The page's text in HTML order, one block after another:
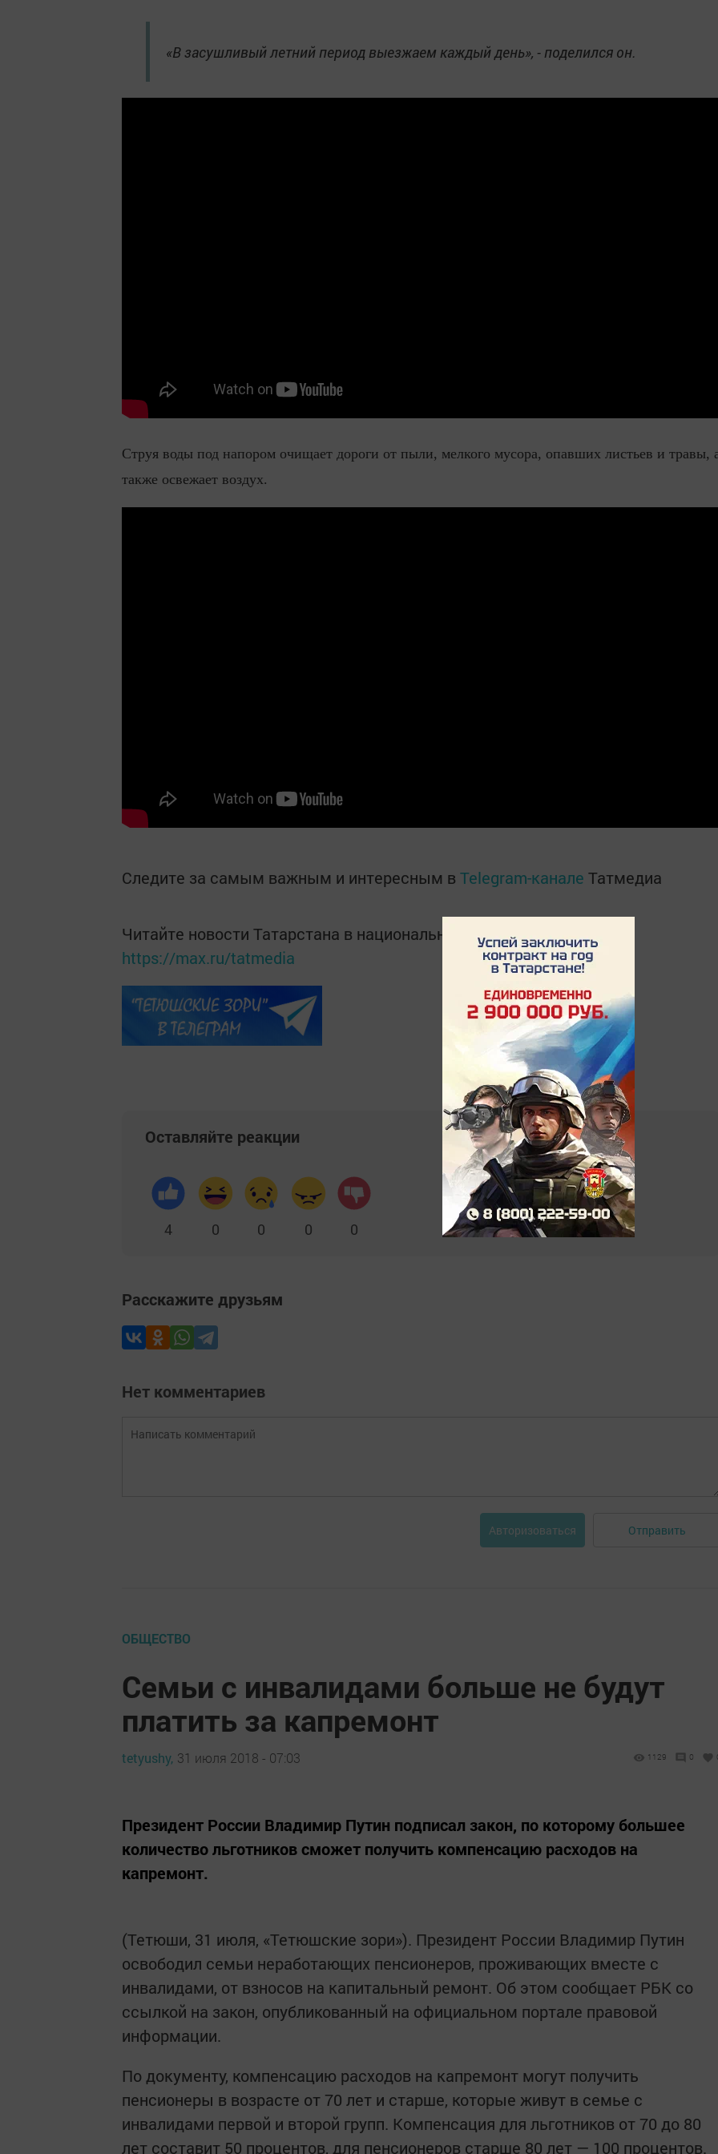
«В засушливый летний период выезжаем каждый день», - поделился он.
Струя воды под напором очищает дороги от пыли, мелкого мусора, опавших листьев и травы,
также освежает воздух.
Следите за самым важным и интересным в Telegram-канале Татмедиа
Читайте новости Татарстана в национальном мессенджере MАХ:
https://max.ru/tatmedia
Оставляйте реакции
4 0 0 0 0
Расскажите друзьям
Нет комментариев
Авторизоваться Отправить
ОБЩЕСТВО
Семьи с инвалидами больше не будут
платить за капремонт
tetyushy, 31 июля 2018 - 07:03 1129 0
Президент России Владимир Путин подписал закон, по которому большее
количество льготников сможет получить компенсацию расходов на
капремонт.
(Тетюши, 31 июля, «Тетюшские зори»). Президент России Владимир Путин
освободил семьи неработающих пенсионеров, проживающих вместе с
инвалидами, от взносов на капитальный ремонт. Об этом сообщает РБК со
ссылкой на закон, опубликованный на официальном портале правовой
информации.
По документу, компенсацию расходов на капремонт могут получить
пенсионеры в возрасте от 70 лет и старше, которые живут в семье с
инвалидами первой и второй групп. Компенсация для льготников от 70 до 80
лет составит 50 процентов, для пенсионеров старше 80 лет — 100 процентов.